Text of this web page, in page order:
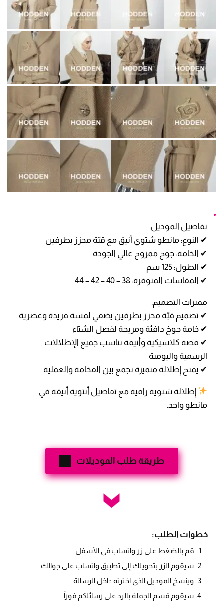
تفاصيل الموديل:
✔ النوع: مانطو شتوي أنيق مع قبّة محزز بطرفين
✔ الخامة: جوخ ممزوج عالي الجودة
✔ الطول: 125 سم
✔ المقاسات المتوفرة: 38 – 40 – 42 – 44
مميزات التصميم:
✔ تصميم قبّة محزز بطرفين يضفي لمسة فريدة وعصرية
✔ خامة جوخ دافئة ومريحة لفصل الشتاء
✔ قصة كلاسيكية وأنيقة تناسب جميع الإطلالات
الرسمية واليومية
✔ يمنح إطلالة متميزة تجمع بين الفخامة والعملية
إطلالة شتوية راقية مع تفاصيل أنثوية أنيقة في
مانطو واحد.
طريقة طلب الموديلات
خطوات الطلب:
قم بالضغط على زر واتساب في الأسفل
سيقوم الزر بتحويلك إلى تطبيق واتساب على جوالك
وينسخ الموديل الذي اخترته داخل الرسالة
سيقوم قسم الجملة بالرد على رسائلكم فوراً